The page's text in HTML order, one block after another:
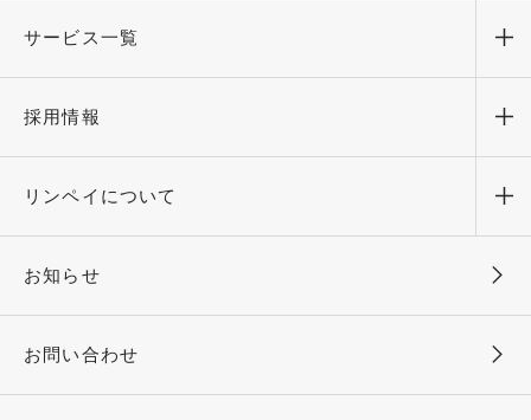
サービス一覧 メ
採用情報 メ
リンペイについて メ
お知らせ
お問い合わせ